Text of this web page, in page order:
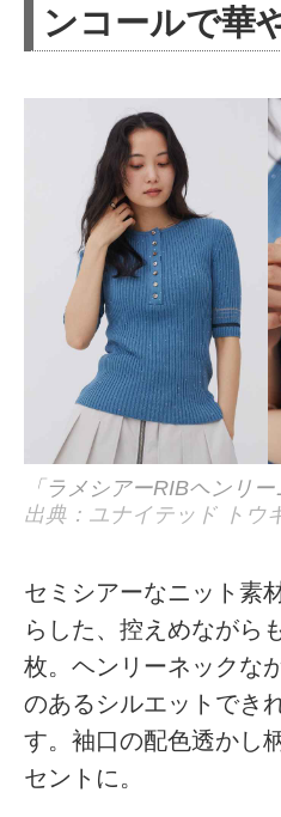
ンコールで華
「ラメシアーRIBヘンリ
出典：ユナイテッド トウ
セミシアーなニット素
らした、控えめながら
枚。ヘンリーネックな
のあるシルエットでき
す。袖口の配色透かし
セントに。